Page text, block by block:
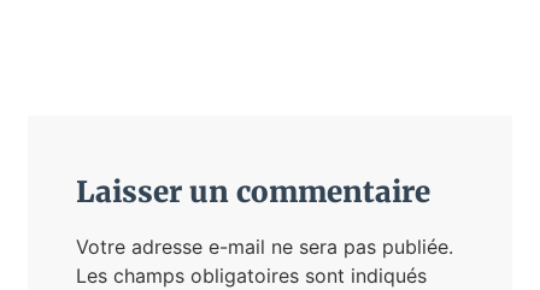
Laisser un commentaire
Votre adresse e-mail ne sera pas publiée.
Les champs obligatoires sont indiqués